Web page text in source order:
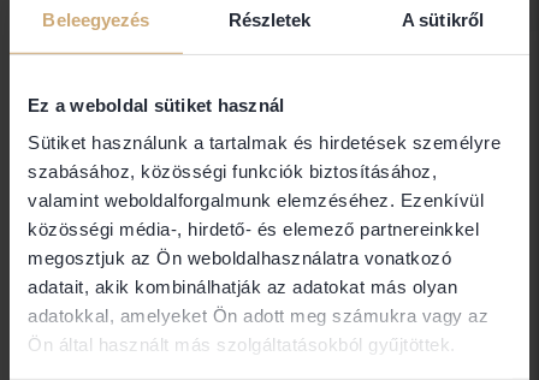
Beleegyezés Részletek A sütikről
Ez a weboldal sütiket használ
Sütiket használunk a tartalmak és hirdetések személyre
szabásához, közösségi funkciók biztosításához,
valamint weboldalforgalmunk elemzéséhez. Ezenkívül
közösségi média-, hirdető- és elemező partnereinkkel
megosztjuk az Ön weboldalhasználatra vonatkozó
adatait, akik kombinálhatják az adatokat más olyan
adatokkal, amelyeket Ön adott meg számukra vagy az
Ön által használt más szolgáltatásokból gyűjtöttek.
Egyéni ügyvéd
Elérhetőségek
3200 Gyöngyös
Amennyiben nem találja a keresett ügyvéd
elérhetőségét (email, telefon), abban az esetben